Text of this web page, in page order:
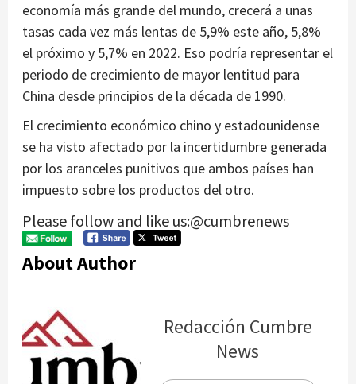
economía más grande del mundo, crecerá a unas
tasas cada vez más lentas de 5,9% este año, 5,8%
el próximo y 5,7% en 2022. Eso podría representar el
periodo de crecimiento de mayor lentitud para
China desde principios de la década de 1990.
El crecimiento económico chino y estadounidense
se ha visto afectado por la incertidumbre generada
por los aranceles punitivos que ambos países han
impuesto sobre los productos del otro.
Please follow and like us:@cumbrenews
About Author
Redacción Cumbre
News